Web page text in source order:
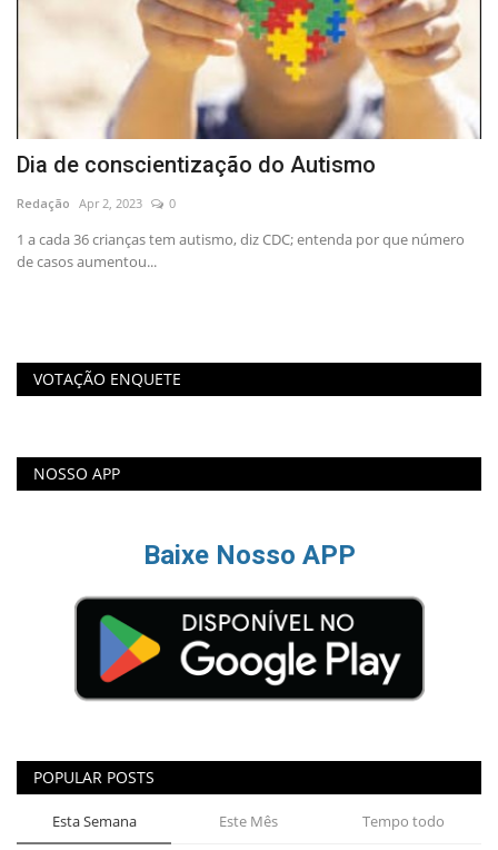
Dia de conscientização do Autismo
Redação Apr 2, 2023 0
1 a cada 36 crianças tem autismo, diz CDC; entenda por que número
de casos aumentou...
VOTAÇÃO ENQUETE
NOSSO APP
Baixe Nosso APP
POPULAR POSTS
Esta Semana Este Mês Tempo todo